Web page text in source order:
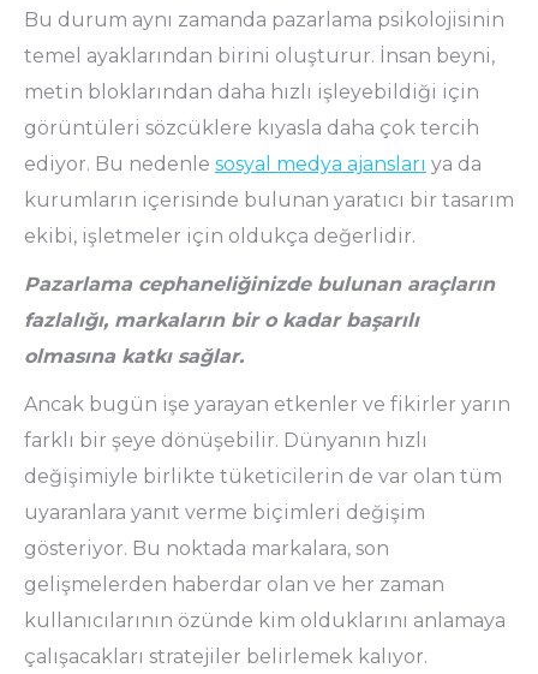
Bu durum aynı zamanda pazarlama psikolojisinin
temel ayaklarından birini oluşturur. İnsan beyni,
metin bloklarından daha hızlı işleyebildiği için
görüntüleri sözcüklere kıyasla daha çok tercih
ediyor. Bu nedenle sosyal medya ajansları ya da
kurumların içerisinde bulunan yaratıcı bir tasarım
ekibi, işletmeler için oldukça değerlidir.
Pazarlama cephaneliğinizde bulunan araçların
fazlalığı, markaların bir o kadar başarılı
olmasına katkı sağlar.
Ancak bugün işe yarayan etkenler ve fikirler yarın
farklı bir şeye dönüşebilir. Dünyanın hızlı
değişimiyle birlikte tüketicilerin de var olan tüm
uyaranlara yanıt verme biçimleri değişim
gösteriyor. Bu noktada markalara, son
gelişmelerden haberdar olan ve her zaman
kullanıcılarının özünde kim olduklarını anlamaya
çalışacakları stratejiler belirlemek kalıyor.